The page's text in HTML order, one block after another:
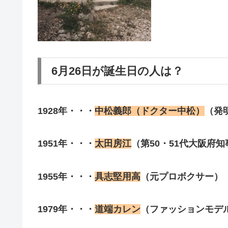
6月26日が誕生日の人は？
1928年・・・ 中松義郎（ドクター中松） （発
1951年・・・ 太田房江（第50・51代大阪府知
1955年・・・ 具志堅用高 （元プロボクサー）
1979年・・・ 道端カレン （ファッションモデ